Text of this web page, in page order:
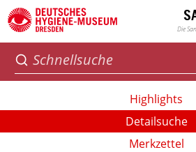
Die
Highlights
Detailsuche
Merkzettel